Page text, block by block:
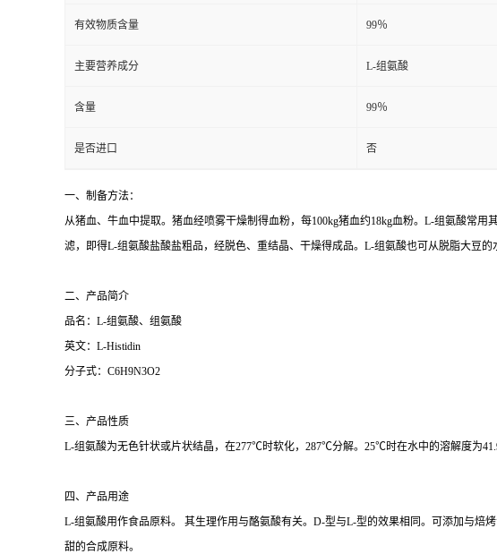
有效物质含量 99％
主要营养成分 L-组氨酸
含量 99％
是否进口 否
一、制备方法：
从猪血、牛血中提取。猪血经喷雾干燥制得血粉，每100kg猪血约18kg血粉。L-组氨酸常
滤，即得L-组氨酸盐酸盐粗品，经脱色、重结晶、干燥得成品。L-组氨酸也可从脱脂大豆的
二、产品简介
品名：L-组氨酸、组氨酸
英文：L-Histidin
分子式：C6H9N3O2
三、产品性质
L-组氨酸为无色针状或片状结晶，在277℃时软化，287℃分解。25℃时在水中的溶解度为
四、产品用途
L-组氨酸用作食品原料。 其生理作用与酪氨酸有关。D-型与L-型的效果相同。可添加与
甜的合成原料。